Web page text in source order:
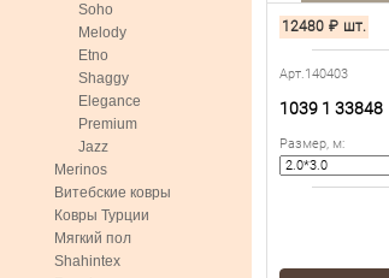
Soho
Melody
Etno
Shaggy
Elegance
Premium
Jazz
Merinos
Витебские ковры
Ковры Турции
Мягкий пол
Shahintex
12480 ₽ шт.
Арт.140403
1039 1 33848
Размер, м: